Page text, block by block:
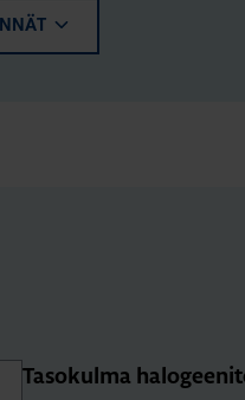
Ta­so­kul­ma